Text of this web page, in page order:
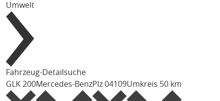
Umwelt
Fahrzeug-Detailsuche
GLK 200Mercedes-BenzPlz 04109Umkreis 50 km